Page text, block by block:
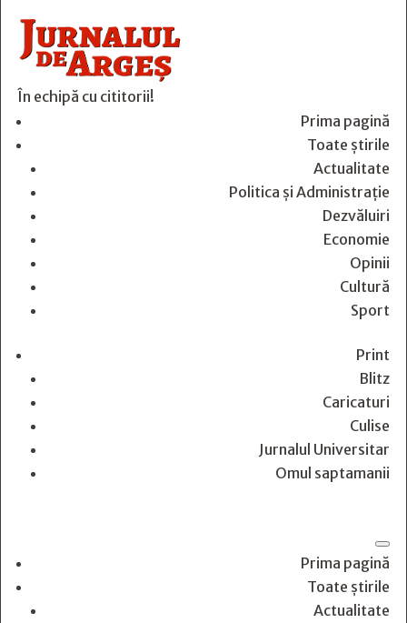
În echipă cu cititorii!
Prima pagină
Toate știrile
Actualitate
Politica și Administrație
Dezvăluiri
Economie
Opinii
Cultură
Sport
Print
Blitz
Caricaturi
Culise
Jurnalul Universitar
Omul saptamanii
Prima pagină
Toate știrile
Actualitate